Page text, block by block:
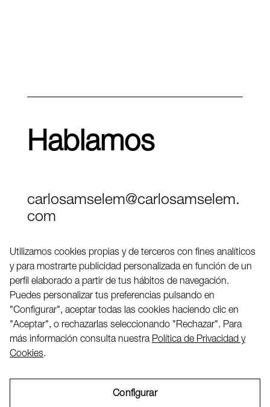
Hablamos
carlosamselem@carlosamselem.
com
Twitter
LinkedIN
2026 ©
Utilizamos cookies propias y de terceros con fines analíticos
y para mostrarte publicidad personalizada en función de un
perfil elaborado a partir de tus hábitos de navegación.
Puedes personalizar tus preferencias pulsando en
"Configurar", aceptar todas las cookies haciendo clic en
"Aceptar", o rechazarlas seleccionando "Rechazar". Para
más información consulta nuestra Política de Privacidad y
Cookies.
Configurar